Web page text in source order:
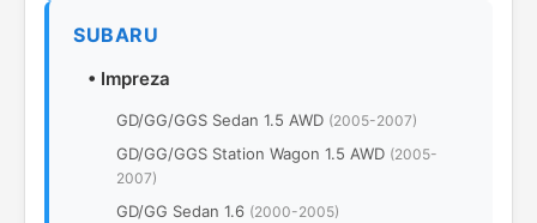
SUBARU
• Impreza
GD/GG/GGS Sedan 1.5 AWD (2005-2007)
GD/GG/GGS Station Wagon 1.5 AWD (2005-
2007)
GD/GG Sedan 1.6 (2000-2005)